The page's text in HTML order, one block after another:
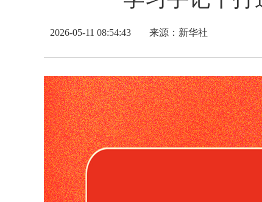
2026-05-11 08:54:43 来源： 新华社